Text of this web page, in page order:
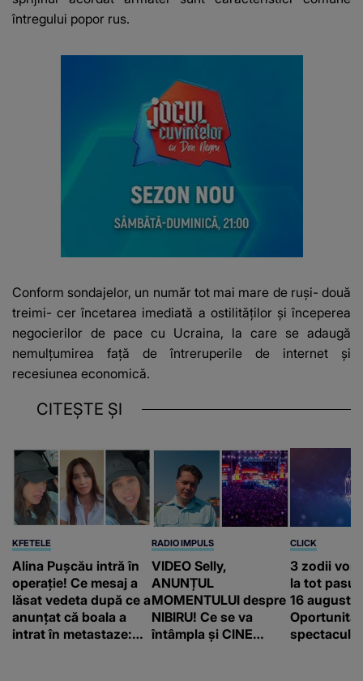
întregului popor rus.
Conform sondajelor, un număr tot mai mare de ruși- două
treimi- cer încetarea imediată a ostilităților și începerea
negocierilor de pace cu Ucraina, la care se adaugă
nemulțumirea față de întreruperile de internet și
recesiunea economică.
CITEȘTE ȘI
KFETELE
Alina Pușcău intră în
operație! Ce mesaj a
lăsat vedeta după ce a
anunțat că boala a
intrat în metastaze:
RADIO IMPULS
VIDEO Selly,
ANUNȚUL
MOMENTULUI despre
NIBIRU! Ce se va
întâmpla și CINE
CLICK
3 zodii vor
la tot pasul
16 august.